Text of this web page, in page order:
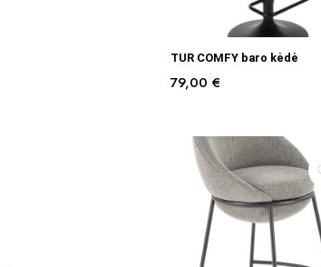
Į KREPŠELĮ
TUR COMFY baro kėdė
79,00 €